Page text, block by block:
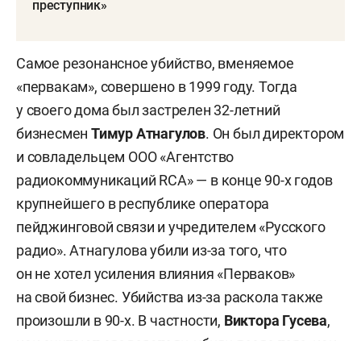
преступник»
Самое резонансное убийство, вменяемое
«первакам», совершено в 1999 году. Тогда
у своего дома был застрелен 32-летний
бизнесменТимур Атнагулов. Он был директором
и совладельцем ООО «Агентство
радиокоммуникаций RCA» — в конце 90-х годов
крупнейшего в республике оператора
пейджинговой связи и учредителем «Русского
радио». Атнагулова убили из-за того, что
он не хотел усиления влияния «Перваков»
на свой бизнес. Убийства из-за раскола также
произошли в 90-х. В частности, Виктора Гусева,